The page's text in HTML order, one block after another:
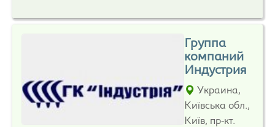
Группа
компаний
Индустрия
Украина,
Київська обл.,
Київ, пр-кт.